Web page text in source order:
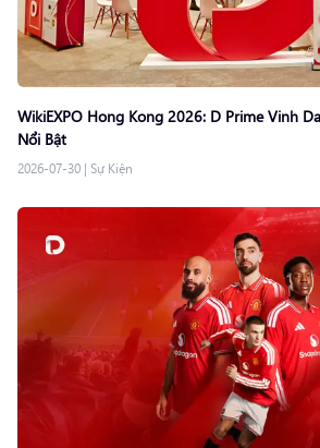
WikiEXPO Hong Kong 2026: D Prime Vinh
Nổi Bật
2026-07-30 | Sự Kiện